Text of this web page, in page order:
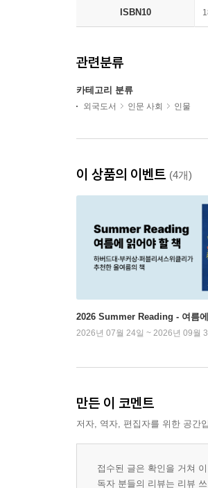
ISBN10
관련분류
카테고리 분류
외국도서 인문 사회 인물
이 상품의 이벤트 (4개)
2026 Summer Reading - 여름
2026년 07월 24일 ~ 2026년 09월
만든 이 코멘트
저자, 역자, 편집자를 위한 공간
접수된 글은 확인을 거쳐
독자 분들의 리뷰는 리뷰